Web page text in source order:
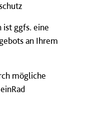
ist ggfs. eine
an Ihrem
mögliche